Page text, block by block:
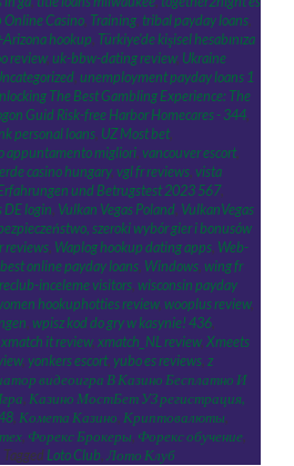
Online Casino, Training, tribal payday loans,
hookup, Türkiye'de kişisel hesabınıza
review, uk-bbw-dating review, Ukraine
, unemployment payday loans 1
The Best Gambling Experience: The
Guid Risk-free Harbor Homecares - 344,
personal loans, UZ Most bet,
appuntamento migliori, vancouver escort,
casino hungary, vgl fr reviews, vista
und Betrugstest 2023 567,
DE login, Vulkan Vegas Poland, VulkanVegas
szeroki wybór gier i bonusów
reviews, Waplog hookup dating apps, Web-
online payday loans, Windows, wing fr
inceleme visitors, wisconsin payday
hookuphotties review, wooplus review,
, wpisz kod do gry w kasynie! 436,
xmatch it review, xmatch_NL review, Xmeets
, yonkers escort, yubo es reviews, z
видеоигра В Казино Бесплатно И
, Казино МостБет УЗ регистрация,
, Комета Казино, Криптовалюты,
, Форекс Брокеры, Форекс обучение,
Tagged Loto Club, Лото Клуб